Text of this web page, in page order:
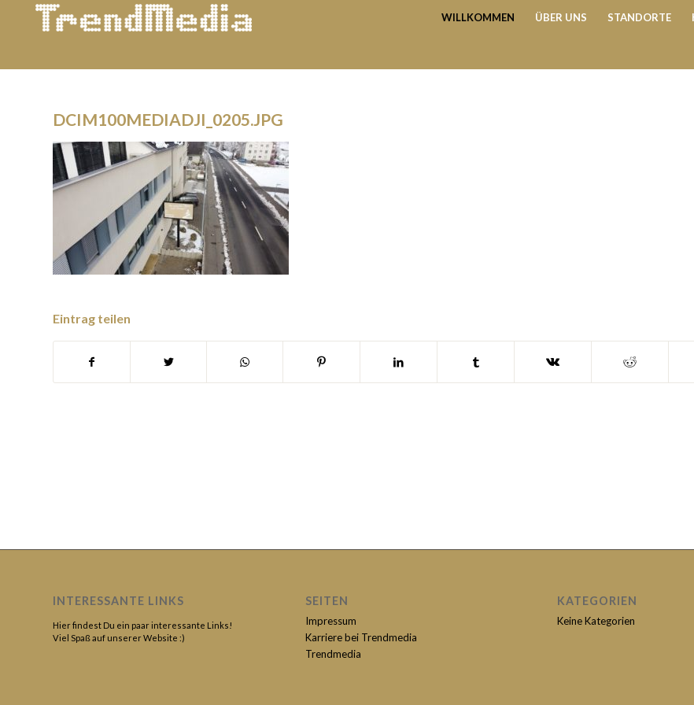
WILLKOMMEN ÜBER UNS STANDORTE
DCIM100MEDIADJI_0205.JPG
Eintrag teilen
INTERESSANTE LINKS
Hier findest Du ein paar interessante Links!
Viel Spaß auf unserer Website :)
SEITEN
Impressum
Karriere bei Trendmedia
Trendmedia
KATEGORIEN
Keine Kategorien